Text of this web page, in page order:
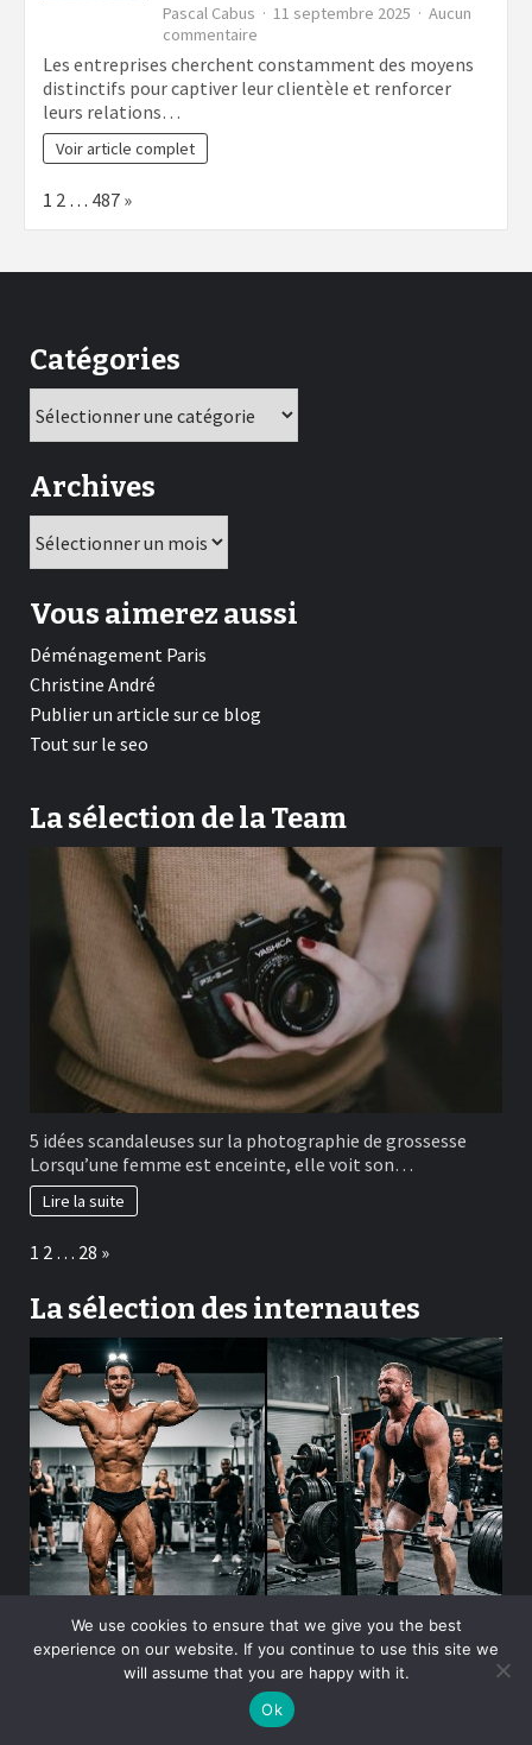
Pascal Cabus 11 septembre 2025
Aucun
commentaire
entreprises
choisissent
attirer
Les entreprises cherchent constamment des moyens
distinctifs pour captiver leur clientèle et renforcer
leurs relations…
Voir article complet
Page:
1 2 … 487 Next
»
Catégories
Archives
Vous aimerez aussi
Déménagement Paris
Christine André
Publier un article sur ce blog
Tout sur le seo
La sélection de la Team
5 idées scandaleuses sur la photographie de grossesse
Lorsqu’une femme est enceinte, elle voit son…
Lire la suite
Page:
1 2 … 28 Next
»
La sélection des internautes
Dans l’univers du sport de force, deux disciplines dominent
souvent les débats : le bodybuilding…
We use cookies to ensure that we give you the best
experience on our website. If you continue to use this site we
will assume that you are happy with it.
Ok